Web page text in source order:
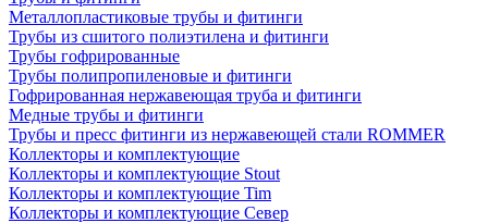
Металлопластиковые трубы и фитинги
Трубы из сшитого полиэтилена и фитинги
Трубы гофрированные
Трубы полипропиленовые и фитинги
Гофрированная нержавеющая труба и фитинги
Медные трубы и фитинги
Трубы и пресс фитинги из нержавеющей стали ROMMER
Коллекторы и комплектующие
Коллекторы и комплектующие Stout
Коллекторы и комплектующие Tim
Коллекторы и комплектующие Север